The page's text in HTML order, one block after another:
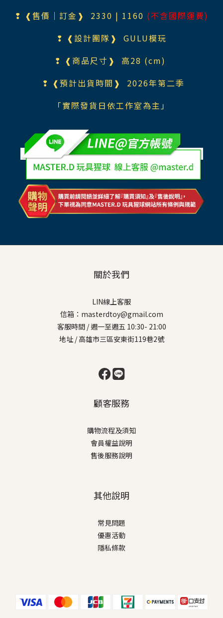
❢ ❰售價｜訂金❱ 2330 | 1160 (不含國際運費)
❢ ❰設計團隊❱ GULU模玩
❢ ❰商品尺寸❱ 高28 (cm)
❢ ❰預計出貨時間❱ 2026年第二季
「實際發貨日依工作室為主」
關於我們
LIN線上客服
信箱：masterdtoy@gmail.com
客服時間 / 週一至週五 10:30- 21:00
地址 / 高雄市三區安東街119巷2號
顧客服務
購物流程及須知
會員權益說明
售後服務說明
其他說明
常見問題
優惠活動
隱私條款